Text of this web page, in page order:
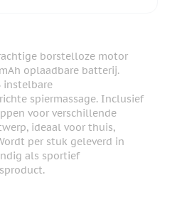
borstelloze motor
oplaadbare batterij.
instelbare
spiermassage. Inclusief
voor verschillende
ideaal voor thuis,
per stuk geleverd in
als sportief